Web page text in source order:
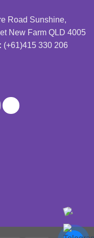
Road Sunshine,
New Farm QLD 4005
(+61)415 330 206